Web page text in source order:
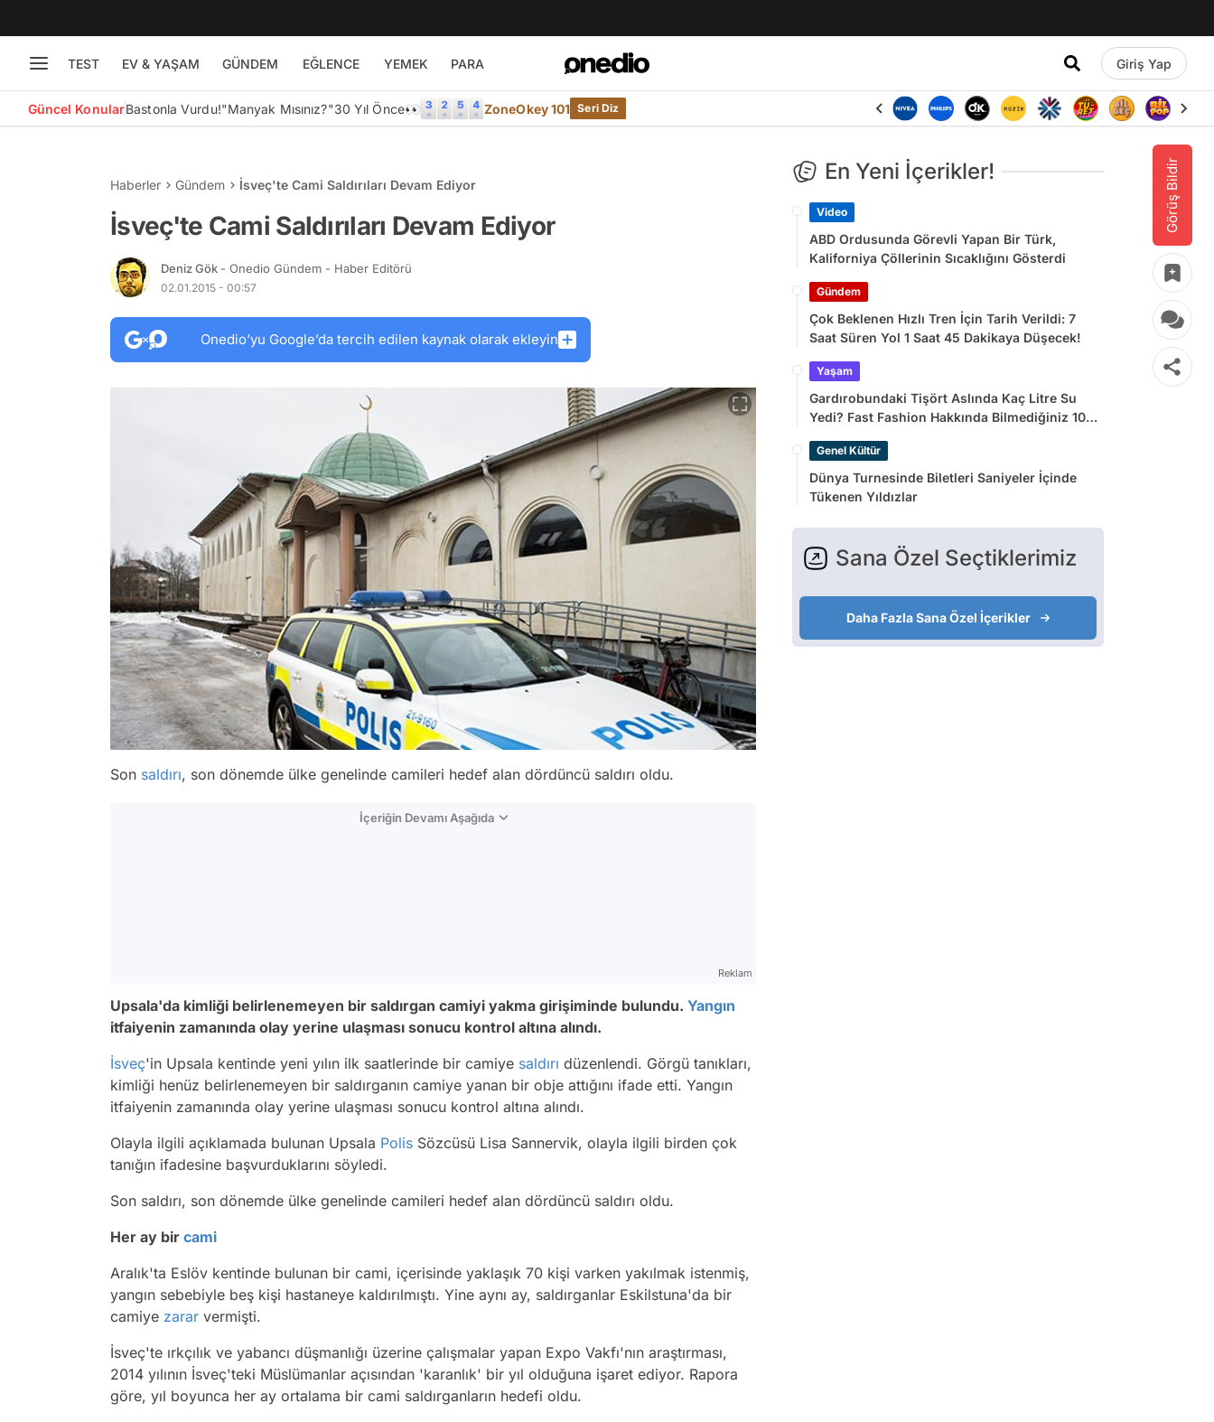
TEST EV & YAŞAM GÜNDEM EĞLENCE YEMEK PARA Giriş Yap
Güncel KonularBastonla Vurdu!"Manyak Mısınız?"30 Yıl Önce👀 ZoneOkey 101 Seri Diz
Görüş Bildir
Haberler Gündem İsveç'te Cami Saldırıları Devam Ediyor
İsveç'te Cami Saldırıları Devam Ediyor
Deniz Gök - Onedio Gündem - Haber Editörü
02.01.2015 - 00:57
Onedio’yu Google’da tercih edilen kaynak olarak ekleyin
Son saldırı, son dönemde ülke genelinde camileri hedef alan dördüncü saldırı oldu.
İçeriğin Devamı Aşağıda
Reklam
Upsala'da kimliği belirlenemeyen bir saldırgan camiyi yakma girişiminde bulundu. Yangın
itfaiyenin zamanında olay yerine ulaşması sonucu kontrol altına alındı.
İsveç'in Upsala kentinde yeni yılın ilk saatlerinde bir camiye saldırı düzenlendi. Görgü tanıkları,
kimliği henüz belirlenemeyen bir saldırganın camiye yanan bir obje attığını ifade etti. Yangın
itfaiyenin zamanında olay yerine ulaşması sonucu kontrol altına alındı.
Olayla ilgili açıklamada bulunan Upsala Polis Sözcüsü Lisa Sannervik, olayla ilgili birden çok
tanığın ifadesine başvurduklarını söyledi.
Son saldırı, son dönemde ülke genelinde camileri hedef alan dördüncü saldırı oldu.
Her ay bir cami
Aralık'ta Eslöv kentinde bulunan bir cami, içerisinde yaklaşık 70 kişi varken yakılmak istenmiş,
yangın sebebiyle beş kişi hastaneye kaldırılmıştı. Yine aynı ay, saldırganlar Eskilstuna'da bir
camiye zarar vermişti.
İsveç'te ırkçılık ve yabancı düşmanlığı üzerine çalışmalar yapan Expo Vakfı'nın araştırması,
2014 yılının İsveç'teki Müslümanlar açısından 'karanlık' bir yıl olduğuna işaret ediyor. Rapora
göre, yıl boyunca her ay ortalama bir cami saldırganların hedefi oldu.
En Yeni İçerikler!
Video
ABD Ordusunda Görevli Yapan Bir Türk,
Kaliforniya Çöllerinin Sıcaklığını Gösterdi
Gündem
Çok Beklenen Hızlı Tren İçin Tarih Verildi: 7
Saat Süren Yol 1 Saat 45 Dakikaya Düşecek!
Yaşam
Gardırobundaki Tişört Aslında Kaç Litre Su
Yedi? Fast Fashion Hakkında Bilmediğiniz 10
Genel Kültür
Dünya Turnesinde Biletleri Saniyeler İçinde
Tükenen Yıldızlar
Sana Özel Seçtiklerimiz
Daha Fazla Sana Özel İçerikler